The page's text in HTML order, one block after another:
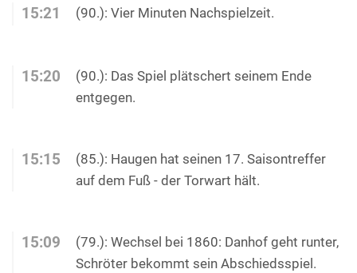
15:21 (90.): Vier Minuten Nachspielzeit.
15:20
(90.): Das Spiel plätschert seinem Ende
entgegen.
15:15
(85.): Haugen hat seinen 17. Saisontreffer
auf dem Fuß - der Torwart hält.
15:09
(79.): Wechsel bei 1860: Danhof geht runter,
Schröter bekommt sein Abschiedsspiel.